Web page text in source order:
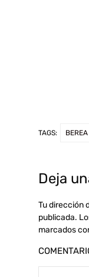
TAGS: BEREA
Deja
Tu dirección
publicada.
marcados